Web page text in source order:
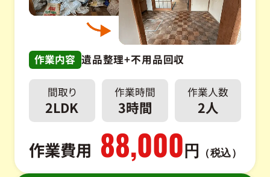
作業内容 遺品整理+不用品回収
間取り
2LDK
作業時間
3時間
作業人数
2人
作業費用 88,000 円 （税込）